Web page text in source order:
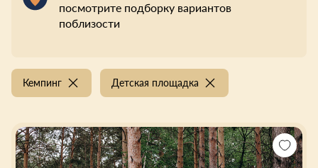
посмотрите подборку вариантов
поблизости
Кемпинг Детская площадка